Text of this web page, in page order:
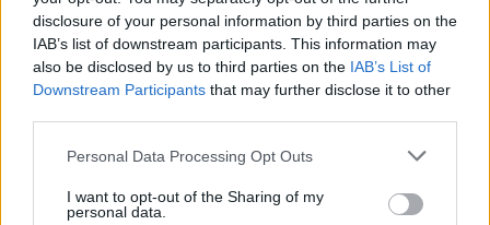
disclosure of your personal information by third parties on the
IAB’s list of downstream participants. This information may
also be disclosed by us to third parties on the IAB’s List of
Downstream Participants that may further disclose it to other
Please note that this website/app uses one or more Google
not limited to your visit or usage behaviour. You may click to
grant or deny consent to Google and its third-party tags to
Personal Data Processing Opt Outs
I want to opt-out of the Sharing of my
personal data.
Legyen 2010 a finn-magyar kapcsolatok éve!
2010. január 15. és 21.között a Forte Feszt
keretén belül aCsak a felhők, azIsteni vidékek,
és aKalevalacímű előadások láthatók egymás
számban kapható a MERLiN és a Trafó
(www.trafo.hu) jegypénztáraiban 3600
forintos áron.